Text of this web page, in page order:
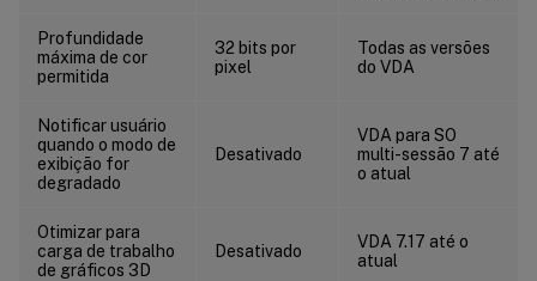
Profundidade
máxima de cor
permitida
32 bits por
pixel
Todas as versões
do VDA
Notificar usuário
quando o modo de
exibição for
degradado
Desativado
VDA para SO
multi-sessão 7 até
o atual
Otimizar para
carga de trabalho
de gráficos 3D
Desativado
VDA 7.17 até o
atual